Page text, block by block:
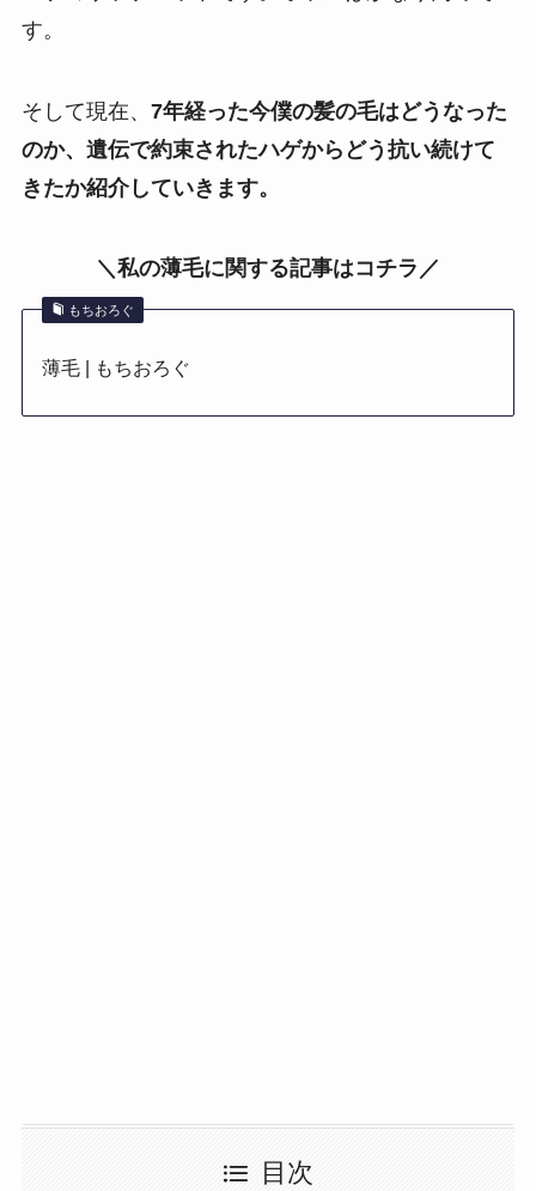
す。
そして現在、 7年経った今僕の髪の毛はどうなった
のか、遺伝で約束されたハゲからどう抗い続けて
きたか紹介していきます。
＼私の薄毛に関する記事はコチラ／
もちおろぐ
薄毛 | もちおろぐ
目次